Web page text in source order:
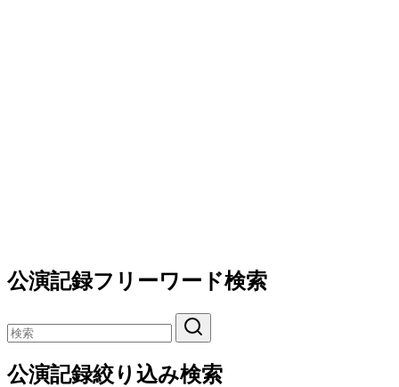
公演記録フリーワード検索
公演記録絞り込み検索